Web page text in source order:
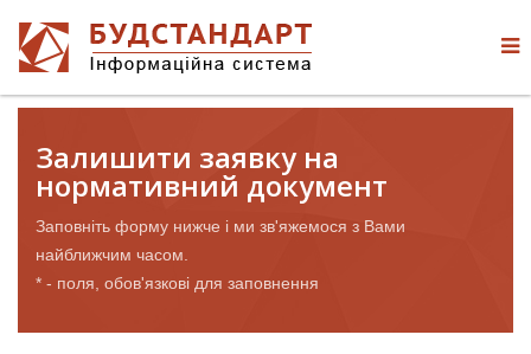
Залишити заявку на
нормативний документ
Заповніть форму нижче і ми зв'яжемося з Вами
найближчим часом.
* - поля, обов'язкові для заповнення